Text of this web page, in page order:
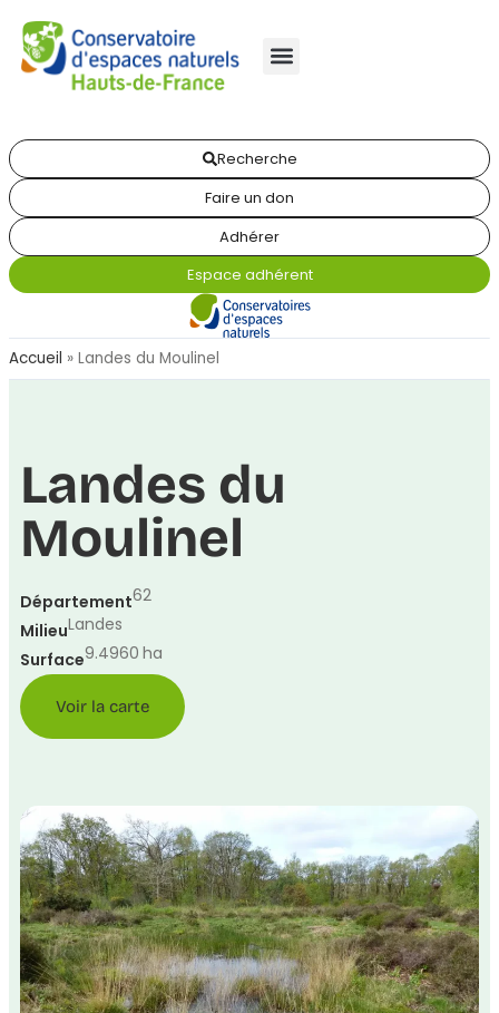
Recherche
Faire un don
Adhérer
Espace adhérent
Accueil » Landes du Moulinel
Landes du
Moulinel
Département62
MilieuLandes
Surface9.4960 ha
Voir la carte